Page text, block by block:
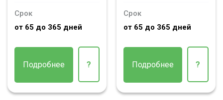
Срок
от 65 до 365 дней
Подробнее ?
Срок
от 65 до 365 дней
Подробнее ?